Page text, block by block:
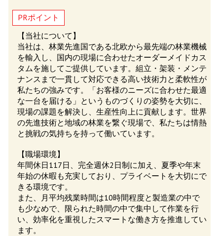
PRポイント
【当社について】
当社は、林業先進国である北欧から最先端の林業機械
を輸入し、国内の現場に合わせたオーダーメイドカス
タムを施してご提供しています。組立・架装・メンテ
ナンスまで一貫して対応できる高い技術力と柔軟性が
私たちの強みです。「お客様のニーズに合わせた最適
な一台を届ける」というものづくりの姿勢を大切に、
現場の課題を解決し、生産性向上に貢献します。世界
の先進技術と地域の林業を繋ぐ現場で、私たちは情熱
と挑戦の気持ちを持って働いています。
【職場環境】
年間休日117日、完全週休2日制に加え、夏季や年末
年始の休暇も充実しており、プライベートを大切にで
きる環境です。
また、月平均残業時間は10時間程度と製造業の中で
も少なめで、限られた時間の中で集中して作業を行
い、効率化を重視したスマートな働き方を推進してい
ます。